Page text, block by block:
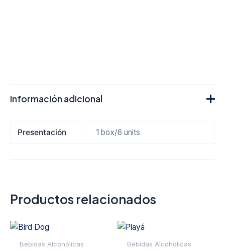
Información adicional
Presentación 1 box/6 units
Productos relacionados
Bebidas Alcohólicas Bebidas Alcohólicas